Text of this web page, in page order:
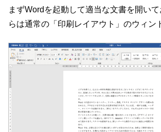
まずWordを起動して適当な文書を開い
らは通常の「印刷レイアウト」のウィン